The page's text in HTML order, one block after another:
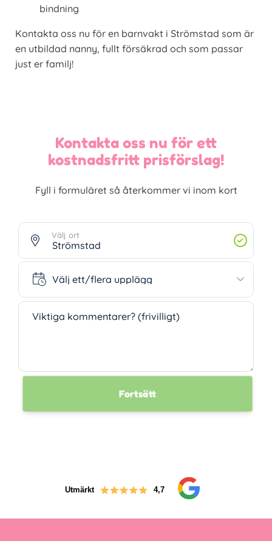
bindning
Kontakta oss nu för en barnvakt i Strömstad som är
en utbildad nanny, fullt försäkrad och som passar
just er familj!
Kontakta oss nu för ett
kostnadsfritt prisförslag!
Fyll i formuläret så återkommer vi inom kort
Välj ort
Välj ett/flera upplägg
Välj ett/flera upplägg
Viktiga kommentarer? (frivilligt)
Fortsätt
Utmärkt 4,7